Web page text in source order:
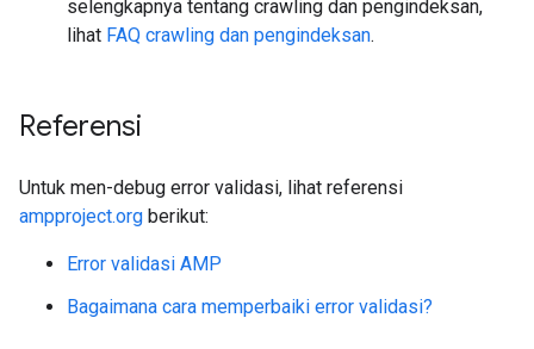
selengkapnya tentang crawling dan pengindeksan,
lihat FAQ crawling dan pengindeksan.
Referensi
Untuk men-debug error validasi, lihat referensi
ampproject.org berikut:
Error validasi AMP
Bagaimana cara memperbaiki error validasi?